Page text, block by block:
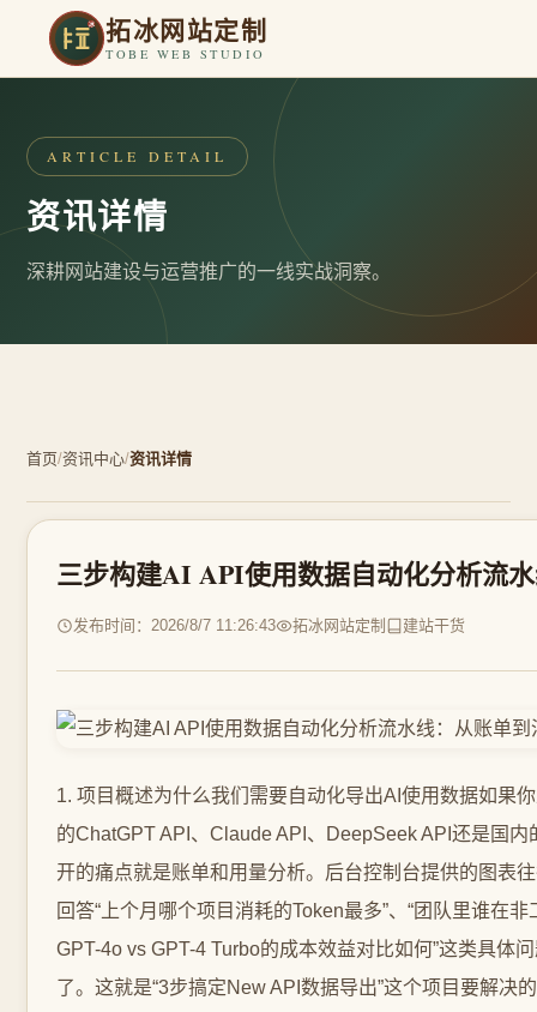
拓冰网站定制
TOBE WEB STUDIO
ARTICLE DETAIL
资讯详情
深耕网站建设与运营推广的一线实战洞察。
首页/资讯中心/资讯详情
三步构建AI API使用数据自动化分析流
发布时间：2026/8/7 11:26:43 拓冰网站定制 建站干货
1. 项目概述为什么我们需要自动化导出AI使用数据如果你正在使用各类AI服务无论是OpenAI的ChatGPT API、Claude API、DeepSeek API还是国内的智谱、文心一言等大模型一个绕不开的痛点就是账单和用量分析。后台控制台提供的图表往往过于简单只能看个大概。当你需要回答“上个月哪个项目消耗的Token最多”、“团队里谁在非工作时间大量调用API”、“不同模型如GPT-4o vs GPT-4 Turbo的成本效益对比如何”这类具体问题时原始的后台数据就显得捉襟见肘了。这就是“3步搞定New API数据导出”这个项目要解决的核心问题。它不是一个复杂的软件工程而是一个数据工作流自动化的实践。其目标是将分散、原始的API使用日志通过一个稳定、可复用的流程转化为结构清晰、可供深度分析的数据集最终赋能于成本控制、资源优化和项目管理。简单来说就是把“看个总数”变成“洞察细节”。这个过程涉及三个核心环节获取数据、处理数据和分析数据。听起来简单但每个环节都有坑。比如很多AI服务商提供的账单APIBilling API或使用记录APIUsage API返回的是JSON格式的分页数据直接手动下载不仅繁琐还可能遗漏原始数据中的时间戳可能是Unix时间戳需要转换Token消耗、费用单位可能需要根据不同的模型单价进行二次计算。本指南将围绕这些实际问题拆解每一步的具体操作、工具选型背后的考量并分享我趟过的坑和总结的技巧让你能快速搭建起属于自己的AI使用数据监控与分析体系。2. 核心思路与方案选型为什么是“三步走”面对“数据导出与分析”这个需求方案有很多。你可以写一个复杂的全栈应用搞个实时仪表盘也可以用现成的BI工具直连API。但对于大多数开发者、团队负责人或独立创业者来说我们的核心诉求是快速上线、稳定可靠、维护简单、聚焦分析本身而非基建。因此“三步走”的轻量级方案脱颖而出数据抽取Extract通过调用服务商提供的API定时、自动地拉取使用记录数据。数据转换与加载Transform Load将获取的原始数据通常是JSON进行清洗、格式化并存储到更适合分析的结构化存储中如CSV文件或数据库。数据分析与可视化Analyze Visualize基于整理好的数据使用Excel、Google Sheets、PythonPandas Matplotlib/Seaborn或BI工具如Metabase, Tableau Public进行探索和呈现。这个方案的优点在于技术栈通用主要使用脚本语言Python/Node.js和通用数据工具学习成本低。灵活性高每步独立你可以替换其中任何一环。比如存储可以从CSV换成SQLite再换成PostgreSQL。成本低廉几乎可以完全基于云函数如AWS Lambda, Vercel Serverless Functions, 腾讯云SCF和对象存储如AWS S3, 阿里云OSS实现按量付费每月成本极低。易于扩展当数据量变大或分析需求变复杂时可以平滑升级单个环节例如将Python脚本改为Apache Airflow调度将CSV存储改为数据仓库。工具选型考量脚本语言Python是首选。因为它有极其丰富的数据处理库pandas,numpy、HTTP请求库requests,httpx和调度库schedule,APScheduler。对于简单的任务Bash脚本配合curl和jq也能胜任。执行环境对于定时任务云服务器ECS是备选但更推荐无服务器云函数。它免运维自动伸缩天然适合这种低频、定时的任务。将脚本和依赖打包部署即可。存储介质初期和分析频次不高时CSV文件存储于对象存储S3/OSS是最简单的。它的优点是通用任何工具都能打开版本管理清晰每天一个文件。当需要关联查询或历史趋势分析时再迁移到SQLite或PostgreSQL。分析工具对于非技术背景的同事Excel或Google Sheets的透视表和图表功能足够强大。对于开发者用Jupyter Notebook配合pandas进行探索性分析再用matplotlib或plotly生成图表灵活度更高。注意在选择API时务必仔细阅读官方文档。不同服务商的API设计差异很大。例如OpenAI的Usage API可以按天获取细粒度记录而有些服务商可能只提供月度聚合账单API。这直接决定了你能分析的数据维度。3. 第一步数据抽取——稳定获取API使用日志这是整个流程的源头必须保证稳定、准确、完整。我们以目前较为通用的RESTful API设计为例讲解如何构建一个健壮的数据抽取脚本。3.1 理解数据源API首先你需要找到服务商提供的“使用记录”或“账单明细”API端点。通常这需要在开发者后台创建API Key并赋予相应的只读权限如usage:read。关键参数解析时间范围大多数API支持start_date和end_date参数格式为YYYY-MM-DD。建议按天拉取避免单次请求数据量过大导致超时或分页复杂。分页Pagination数据量大会分页。常见的分页方式有pagesize指定页码和每页大小。limitoffset限制返回条数指定偏移量。next_cursor或next_page_token返回一个令牌用于获取下一页。筛选条件可能支持按project_id、user_id子账户、model等筛选。一个典型的请求流程伪代码def fetch_usage_data(api_key, date): url https://api.service.com/v1/usage headers {Authorization: fBearer {api_key}} params {date: date, limit: 1000} # 假设支持按天和limit all_records [] while True: response requests.get(url, headersheaders, paramsparams) response.raise_for_status() # 确保HTTP请求成功 data response.json() records data.get(data, []) all_records.extend(records) # 检查是否有下一页 next_page data.get(pagination, {}).get(next_cursor) if not next_page: break params[cursor] next_page # 将下一页令牌放入参数 time.sleep(0.5) # 礼貌性延迟避免触发API速率限制 return all_records3.2 构建健壮的抽取脚本一个生产可用的脚本不能只考虑成功的情况。以下是必须处理的要点错误处理与重试网络波动、API临时故障、速率限制Rate Limit都很常见。必须实现带指数退避的重试机制。import requests from requests.adapters import HTTPAdapter from urllib3.util.retry import Retry def create_session_with_retry(): session requests.Session() retries Retry(total3, backoff_factor1, status_forcelist[429, 500, 502, 503, 504]) session.mount(https://, HTTPAdapter(max_retriesretries)) return session密钥安全管理绝对不要将API Key硬编码在脚本里。应该使用环境变量或云服务提供的密钥管理服务如AWS Secrets Manager, Azure Key Vault。# 在部署环境如云函数中设置环境变量 export AI_SERVICE_API_KEYsk-...# 在脚本中读取 import os api_key os.environ.get(AI_SERVICE_API_KEY) if not api_key: raise ValueError(API Key未在环境变量中设置)增量抽取为了避免重复拉取历史数据每次脚本运行后需要记录成功拉取的最后日期。可以将这个日期戳存储在一个简单的状态文件如last_success_date.txt中并上传到对象存储下次运行时读取。日志记录脚本需要详细记录运行状态、拉取的数据量、遇到的错误等方便排查问题。可以使用Python的logging模块将日志输出到标准输出stdout云函数平台会自动捕获。实操心得速率限制是头号敌人仔细阅读API文档的速率限制部分。如果限制是“每分钟N次请求”那么你的重试间隔和循环延迟必须严格遵守。触犯速率限制可能导致API Key被临时禁用。数据新鲜度权衡是每小时拉一次还是每天拉一次这取决于你对数据实时性的要求和对API调用成本的考虑。对于成本监控每日拉取通常足够可以在次日凌晨拉取前一天完整的数据。关注API变更服务商的API可能会升级或废弃。最好订阅其官方更新日志或者定期如每季度检查脚本是否仍能正常工作。4. 第二步数据转换与加载——从原始JSON到规整表格拉取到的数据通常是嵌套的JSON数组不适合直接分析。这一步的目标是将其“拍平”转换成一张结构清晰的二维表行代表一次API调用或一个时间段的聚合列代表各种属性并持久化存储。4.1 数据清洗与转换假设我们拉取到的一条原始数据如下{ id: req_abc123, created_at: 1698765432, model: gpt-4o, usage: { prompt_tokens: 150, completion_tokens: 450, total_tokens: 600 }, metadata: { project_id: proj_xyz, user_id: user_789 } }我们需要将其转换为CSV中的一行包含字段id,timestamp,date,model,prompt_tokens,completion_tokens,total_tokens,project_id,user_id。关键操作时间戳转换将created_at(Unix时间戳) 转换为人类可读的日期时间字符串和单独的日期字段便于按天聚合。import pandas as pd df[timestamp] pd.to_datetime(df[created_at], units) df[date] df[timestamp].dt.date # 提取日期部分展开嵌套字段将usage和metadata字典中的子字段提取到顶级列。# 假设df的每一行‘raw_data’列是上面的JSON对象 usage_df pd.json_normalize(df[raw_data].apply(lambda x: x.get(usage, {}))) meta_df pd.json_normalize(df[raw_data].apply(lambda x: x.get(metadata, {}))) df pd.concat([df.drop([raw_data], axis1), usage_df, meta_df], axis1)计算衍生字段这是账单分析的核心。你需要根据模型单价计算每次请求的成本。首先需要维护一个模型单价映射表可以是一个Python字典或单独的配置文件。model_pricing { gpt-4o: {input: 0.005, output: 0.015}, # 假设单价$/1K tokens gpt-4-turbo: {input: 0.01, output: 0.03}, claude-3-opus: {input: 0.015, output: 0.075}, # ... 其他模型 }然后为每一行数据计算成本。def calculate_cost(row): model row[model] if model not in model_pricing: return 0.0 # 或记录为未知模型 price model_pricing[model] # 计算成本(提示Token数 * 输入单价 补全Token数 * 输出单价) / 1000 cost (row[prompt_tokens] * price[input] row[completion_tokens] * price[output]) / 1000 return round(cost, 6) # 保留足够小数位 df[estimated_cost_usd] df.apply(calculate_cost, axis1)重要提示模型单价可能会变动务必定期每月核对官方价格页面更新你的单价映射表。否则成本分析将严重失准。4.2 数据存储策略清洗转换后的DataFrame如何存储方案A追加到CSV文件最简单output_filename fai_usage_{date_str}.csv df.to_csv(output_filename, indexFalse) # 然后将这个文件上传到云存储如AWS S3优点简单直观文件即数据易于版本回溯每天一个文件。缺点查询效率低。如果要分析跨月数据需要合并多个文件。方案B写入数据库更灵活import sqlite3 # 连接到SQLite数据库文件 conn sqlite3.connect(ai_usage.db) df.to_sql(usage_records, conn, if_existsappend, indexFalse) conn.close()优点支持复杂的SQL查询如“按项目、用户分组统计月度成本”性能好。缺点需要管理数据库文件在无服务器环境下可能需要挂载持久化存储